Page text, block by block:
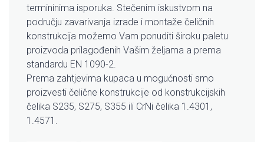
termininima isporuka. Stečenim iskustvom na
području zavarivanja izrade i montaže čeličnih
konstrukcija možemo Vam ponuditi široku paletu
proizvoda prilagođenih Vašim željama a prema
standardu EN 1090-2.
Prema zahtjevima kupaca u mogućnosti smo
proizvesti čelične konstrukcije od konstrukcijskih
čelika S235, S275, S355 ili CrNi čelika 1.4301,
1.4571.